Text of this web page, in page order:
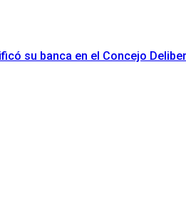
su banca en el Concejo